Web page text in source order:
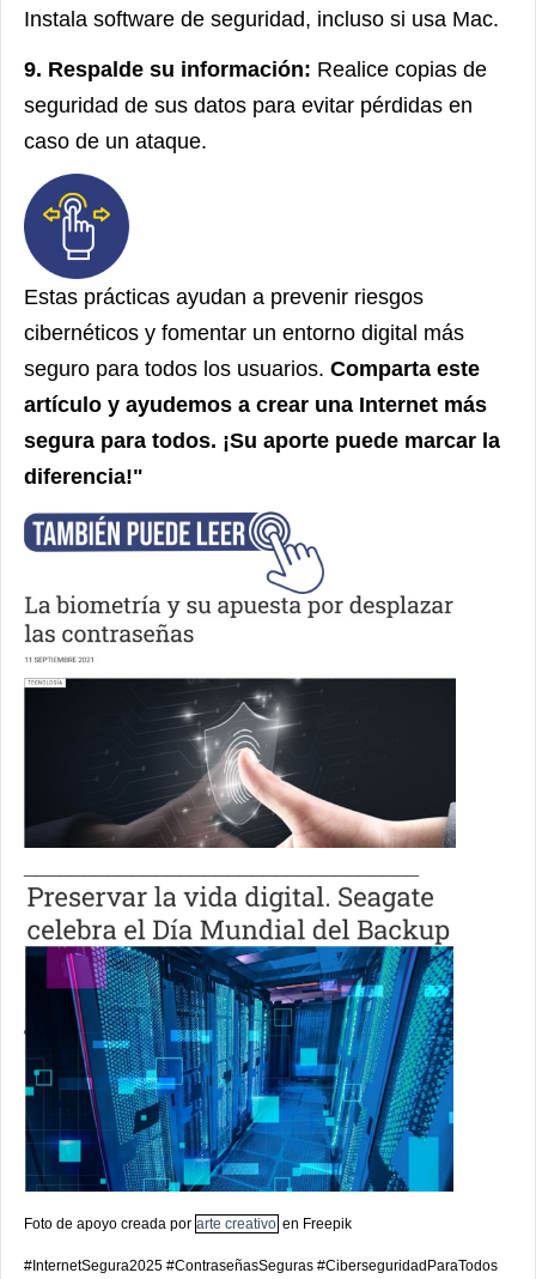
Instala software de seguridad, incluso si usa Mac.
9. Respalde su información: Realice copias de
seguridad de sus datos para evitar pérdidas en
caso de un ataque.
Estas prácticas ayudan a prevenir riesgos
cibernéticos y fomentar un entorno digital más
seguro para todos los usuarios. Comparta este
artículo y ayudemos a crear una Internet más
segura para todos. ¡Su aporte puede marcar la
diferencia!"
Foto de apoyo creada por arte creativo en Freepik
#InternetSegura2025 #ContraseñasSeguras #CiberseguridadParaTodos